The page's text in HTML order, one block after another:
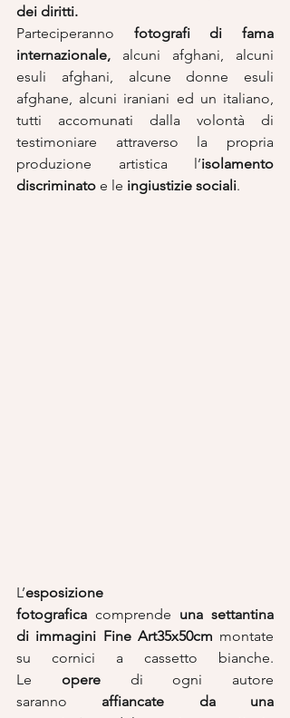
dei diritti.
Parteciperanno fotografi di fama
internazionale, alcuni afghani, alcuni
esuli afghani, alcune donne esuli
afghane, alcuni iraniani ed un italiano,
tutti accomunati dalla volontà di
testimoniare attraverso la propria
produzione artistica l’isolamento
discriminato e le ingiustizie sociali.
L’esposizione
fotografica comprende una settantina
di immagini Fine Art35x50cm montate
su cornici a cassetto bianche.
Le opere di ogni autore
saranno affiancate da una